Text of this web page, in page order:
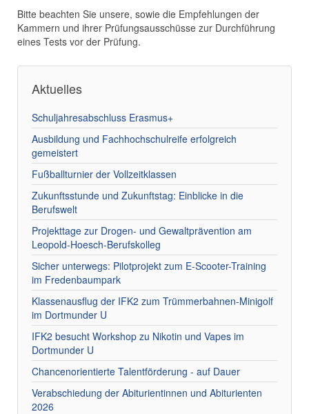
Bitte beachten Sie unsere, sowie die Empfehlungen der
Kammern und ihrer Prüfungsausschüsse zur Durchführung
eines Tests vor der Prüfung.
Aktuelles
Schuljahresabschluss Erasmus+
Ausbildung und Fachhochschulreife erfolgreich
gemeistert
Fußballturnier der Vollzeitklassen
Zukunftsstunde und Zukunftstag: Einblicke in die
Berufswelt
Projekttage zur Drogen- und Gewaltprävention am
Leopold-Hoesch-Berufskolleg
Sicher unterwegs: Pilotprojekt zum E-Scooter-Training
im Fredenbaumpark
Klassenausflug der IFK2 zum Trümmerbahnen-Minigolf
im Dortmunder U
IFK2 besucht Workshop zu Nikotin und Vapes im
Dortmunder U
Chancenorientierte Talentförderung - auf Dauer
Verabschiedung der Abiturientinnen und Abiturienten
2026